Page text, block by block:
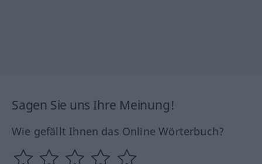
Sagen Sie uns Ihre Meinung!
Wie gefällt Ihnen das Online Wörterbuch?